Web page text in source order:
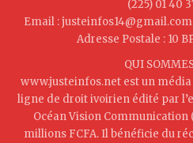
(225) 01 40
Email :
Adresse Postale : 10
QUI
www.justeinfos.net est un
ligne de droit ivoirien édité par
Océan Vision Communication
millions FCFA. Il bénéficie du